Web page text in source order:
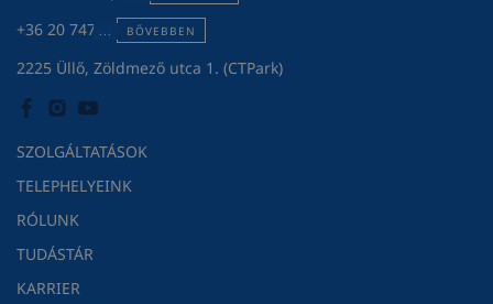
+36 20 747 3119BŐVEBBEN
2225 Üllő, Zöldmező utca 1. (CTPark)
SZOLGÁLTATÁSOK
TELEPHELYEINK
RÓLUNK
TUDÁSTÁR
KARRIER